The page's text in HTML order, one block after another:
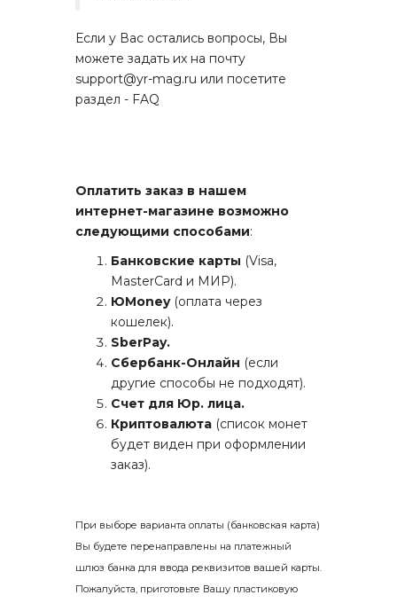
Если у Вас остались вопросы, Вы
можете задать их на почту
support@yr-mag.ru или посетите
раздел - FAQ
Оплатить заказ в нашем
интернет-магазине возможно
следующими способами:
Банковские карты (Visa,
MasterCard и МИР).
ЮMoney(оплата через
кошелек).
SberPay.
Сбербанк-Онлайн (если
другие способы не подходят).
Счет для Юр. лица.
Криптовалюта (список монет
будет виден при оформлении
заказ).
При выборе варианта оплаты (банковская карта)
Вы будете перенаправлены на платежный
шлюз банка для ввода реквизитов вашей карты.
Пожалуйста, приготовьте Вашу пластиковую